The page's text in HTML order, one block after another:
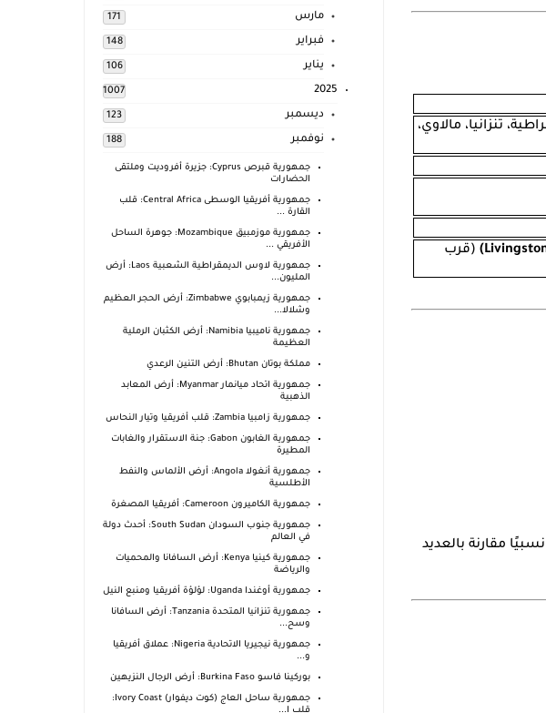
تنزانيا، مالاوي،
(قرب
مقارنة بالعديد
مارس 171
فبراير 148
يناير 106
2025
1007
ديسمبر 123
نوفمبر 188
جمهورية قبرص Cyprus: جزيرة أفروديت وملتقى
الحضارات
جمهورية أفريقيا الوسطى Central Africa: قلب
القارة ...
جمهورية موزمبيق Mozambique: جوهرة الساحل
الأفريقي ...
جمهورية لاوس الديمقراطية الشعبية Laos: أرض
المليون...
جمهورية زيمبابوي Zimbabwe: أرض الحجر العظيم
وشلالا...
جمهورية ناميبيا Namibia: أرض الكثبان الرملية
العظيمة
مملكة بوتان Bhutan: أرض التنين الرعدي
جمهورية اتحاد ميانمار Myanmar: أرض المعابد
الذهبية
جمهورية زامبيا Zambia: قلب أفريقيا وتيار النحاس
جمهورية الغابون Gabon: جنة الاستقرار والغابات
المطيرة
جمهورية أنغولا Angola: أرض الألماس والنفط
الأطلسية
جمهورية الكاميرون Cameroon: أفريقيا المصغرة
جمهورية جنوب السودان South Sudan: أحدث دولة
في العالم
جمهورية كينيا Kenya: أرض السافانا والمحميات
والرياضة
جمهورية أوغندا Uganda: لؤلؤة أفريقيا ومنبع النيل
جمهورية تنزانيا المتحدة Tanzania: أرض السافانا
وسح...
جمهورية نيجيريا الاتحادية Nigeria: عملاق أفريقيا
و...
بوركينا فاسو Burkina Faso: أرض الرجال النزيهين
جمهورية ساحل العاج (كوت ديفوار) Ivory Coast:
قلب ا...